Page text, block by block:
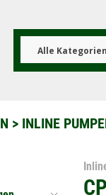
Alle Kategorien
> INLINE